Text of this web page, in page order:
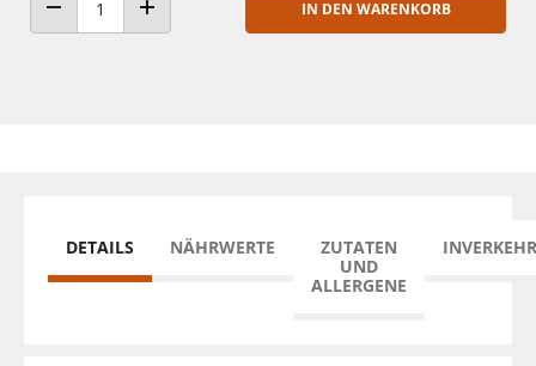
ANZAHL VERRINGERNANZAHL ERHÖHEN
IN DEN WARENKORB
DETAILS NÄHRWERTE
ZUTATEN
UND
ALLERGENE